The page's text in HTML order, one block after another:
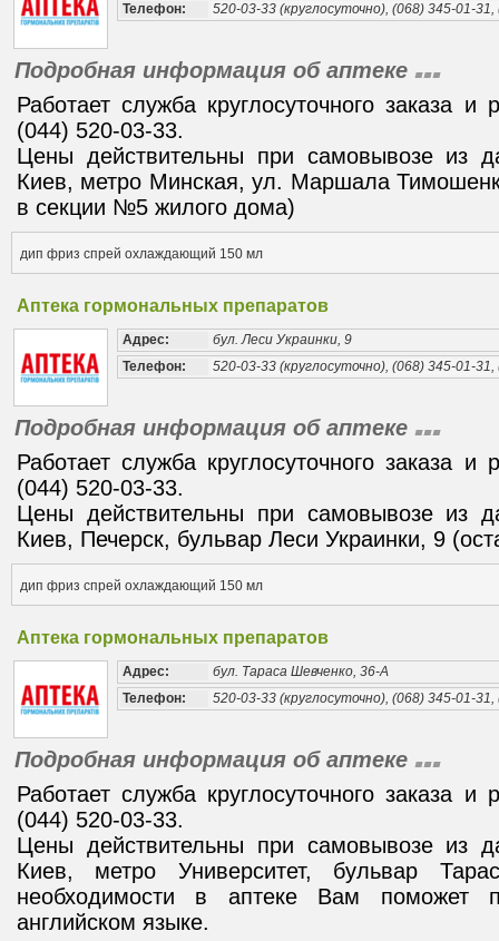
Телефон:
520-03-33 (круглосуточно), (068) 345-01-
Подробная информация об аптеке
Работает служба круглосуточного заказа и
(044) 520-03-33.
Цены действительны при самовывозе из
Киев, метро Минская, ул. Маршала
в секции №5 жилого дома)
дип фриз спрей охлаждающий 150 мл
Аптека гормональных препаратов
Адрес:
бул. Леси Украинки, 9
Телефон:
520-03-33 (круглосуточно), (068) 345-01-
Подробная информация об аптеке
Работает служба круглосуточного заказа и
(044) 520-03-33.
Цены действительны при самовывозе из
Киев, Печерск, бульвар Леси Украинки, 9
дип фриз спрей охлаждающий 150 мл
Аптека гормональных препаратов
Адрес:
бул. Тараса Шевченко, 36-А
Телефон:
520-03-33 (круглосуточно), (068) 345-01-
Подробная информация об аптеке
Работает служба круглосуточного заказа и
(044) 520-03-33.
Цены действительны при самовывозе из
Киев, метро Университет, бульвар
необходимости в аптеке Вам поможет
английском языке.